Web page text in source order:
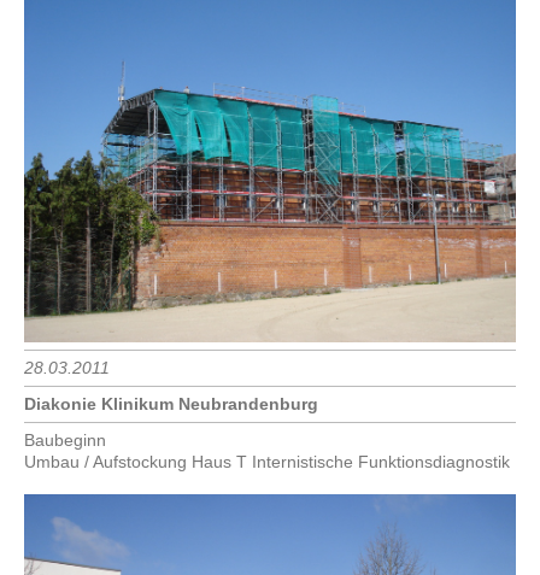
28.03.2011
Diakonie Klinikum Neubrandenburg
Baubeginn
Umbau / Aufstockung Haus T Internistische Funktionsdiagnostik